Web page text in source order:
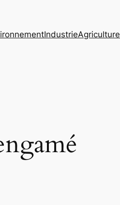
IndustrieAgriculture